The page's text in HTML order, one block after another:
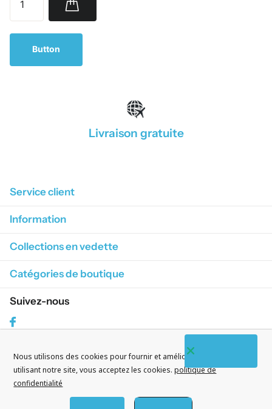
Button
Livraison gratuite
Service client
Information
Collections en vedette
Catégories de boutique
Suivez-nous
S'abonner à nos courriels
Nous utilisons des cookies pour fournir et améliorer nos services. En
utilisant notre site, vous acceptez les cookies. politique de
confidentialité